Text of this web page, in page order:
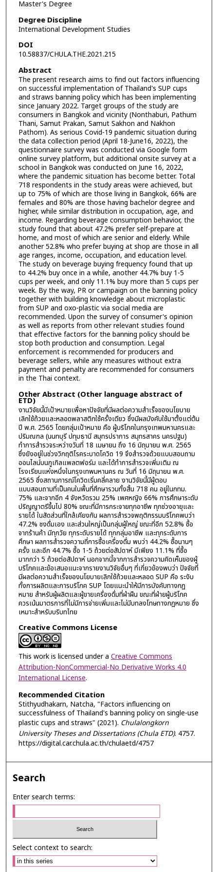
Master's Degree
Degree Discipline
International Development Studies
DOI
10.58837/CHULA.THE.2021.215
Abstract
The present research aims to find out factors influencing
on successful implementation of Thailand's SUP cups
and straws banning policy which has been implementing
since January 2022. Target groups of the study are
consumers in Bangkok and vicinity (Nonthaburi, Pathum
Thani, Samut Prakan, Samut Sakhon and Nakhon
Pathom). As serious Covid-19 pandemic situation during
the data collection period (April 18-June16, 2022), the
questionnaire survey was conducted via Google form
online survey platform, but additional onsite survey at a
school in Bangkok was conducted on June 16, 2022,
where the pandemic situation has become better. Total
718 respondents in the study areas were achieved, but
up to 75% of which are those living in Bangkok, 66% are
females and 80% are those having bachelor degree and
higher, while similar distribution in occupation, age, and
income. Regarding beverage consumption behavior, the
study found that about 47.2% prefer self-prepare at
home, and most of which are senior and elderly. While
another 52.8% who prefer buying at shop are those in all
age ranges, income, occupation, and education level.
The study on beverage buying frequency found that up
to 44.2% buy once in a while, another 44.7% buy 1-5
cups per week, and only 11.1% buy more than 5 cups per
week. By the way, PR or campaign on the banning policy
together with building knowledge about microplastic
from SUP and oxo-plastic via social media are
recommended. Upon the survey of consumer's opinion
as well as reports from other relevant studies found
that effective factors for the banning policy should be
stop both production and consumption. Legal
enforcement is recommended for producers and
beverage sellers, while any measures without extra
payment and penalty are recommended for consumers
in the Thai context.
Other Abstract (Other language abstract of
ETD)
งานวิจัยนี้มีเป้าหมายเพื่อหาปัจจัยที่มีผลต่อความสำเร็จของนโยบาย
เลิกใช้ถ้วยและหลอดพลาสติกใช้ครั้งเดียว ซึ่งมีผลบังคับใช้มาตั้งแต่ต้น
ปี พ.ศ. 2565 โดยกลุ่มเป้าหมาย คือ ผู้บริโภคในกรุงเทพมหานครและ
ปริมณฑล (นนทบุรี ปทุมธานี สมุทรปราการ สมุทรสาคร นครปฐม)
ทำการสำรวจระหว่างวันที่ 18 เมษายน ถึง 16 มิถุนายน พ.ศ. 2565
ซึ่งยังอยู่ในช่วงวิกฤติโรคระบาดโควิด 19 จึงสำรวจด้วยแบบสอบถาม
ออนไลน์บนกูเกิลแพลตฟอร์ม และได้ทำการสำรวจเพิ่มเติม ณ
โรงเรียนแห่งหนึ่งในกรุงเทพมหานคร ณ วันที่ 16 มิถุนายน พ.ศ.
2565 ซึ่งสถานการณ์โควิดเริ่มคลี่คลาย งานวิจัยนี้มีผู้ตอบ
แบบสอบถามที่เป็นคนในพื้นที่ศึกษารวมทั้งสิ้น 718 คน อยู่ในกทม.
75% และจากอีก 4 จังหวัดรวม 25% เพศหญิง 66% การศึกษาระดับ
ปริญญาตรีขึ้นไป 80% ขณะที่มีการกระจายทุกอาชีพ ทุกช่วงอายุและ
รายได้ ในสัดส่วนที่ใกล้เคียงกัน ผลการสำรวจพฤติกรรมบริโภคพบว่า
47.2% ชงดื่มเอง และส่วนใหญ่เป็นกลุ่มผู้ใหญ่ ขณะที่อีก 52.8% ซื้อ
จากร้านค้า มีทุกวัย ทุกระดับรายได้ ทุกกลุ่มอาชีพ และทุกระดับการ
ศึกษา ผลการสำรวจความถี่การซื้อเครื่องดื่ม พบว่า 44.2% ซื้อนานๆ
ครั้ง และอีก 44.7% ซื้อ 1-5 ถ้วยต่อสัปดาห์ มีเพียง 11.1% ที่ซื้อ
มากกว่า 5 ถ้วยต่อสัปดาห์ นอกจากนี้จากการสำรวจความคิดเห็นของผู้
บริโภคและข้อเสนอแนะจากรายงานวิจัยอื่นๆ ที่เกี่ยวข้องพบว่า ปัจจัยที่
มีผลต่อความสำเร็จของนโยบายเลิกใช้ถ้วยและหลอด SUP คือ ระงับ
ทั้งการผลิตและการบริโภค SUP โดยแนะนำให้มีการบังคับทางกฏ
หมาย สำหรับผู้ผลิตและผู้ขายเครื่องดื่มที่ฝ่าฝืน ขณะที่ฝ่ายผู้บริโภค
ควรเน้นมาตรการที่ไม่มีการจ่ายเพิ่มและไม่มีบทลงโทษทางกฎหมาย ซึ่ง
เหมาะสำหรับบริบทไทย
Creative Commons License
This work is licensed under a Creative Commons
Attribution-NonCommercial-No Derivative Works 4.0
International License.
Recommended Citation
Stithyudhakarn, Natcha, "Factors influencing on
successfulness of Thailand's banning policy on single-use
plastic cups and straws" (2021). Chulalongkorn
University Theses and Dissertations (Chula ETD). 4757.
https://digital.car.chula.ac.th/chulaetd/4757
Search
Enter search terms:
Select context to search: